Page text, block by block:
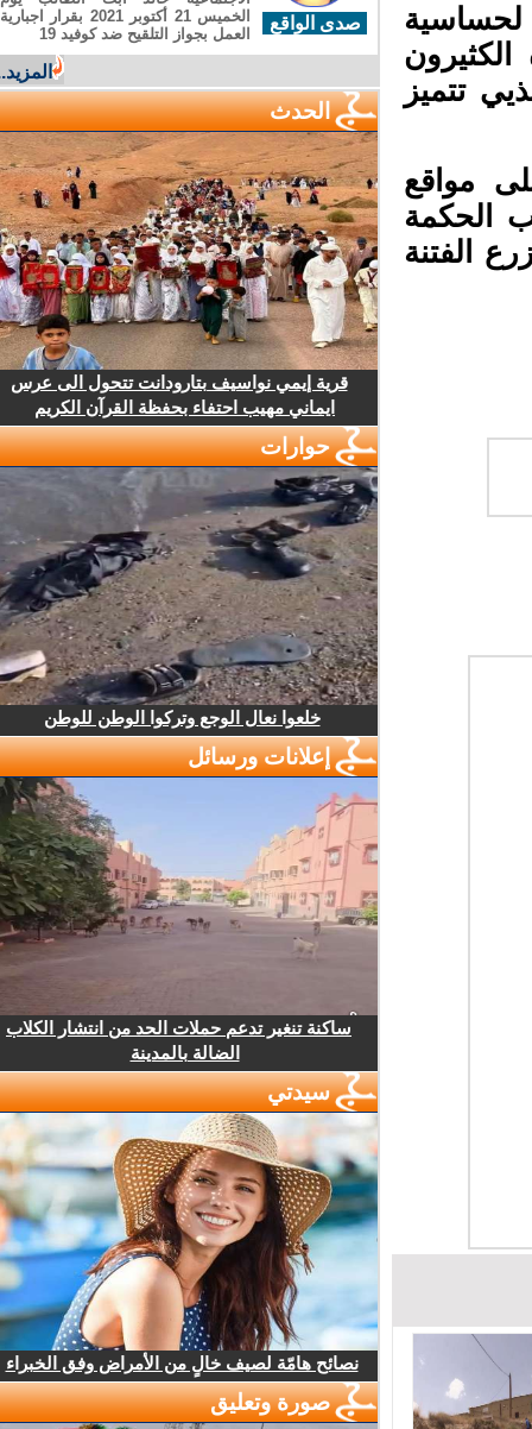
لحساسية
تتميز
مواقع
الحكمة
الفتنة
صدى الواقع
الخميس 21 أكتوبر 2021 بقرار اجبارية
العمل بجواز التلقيح ضد كوفيد 19
المزيد...
الحدث
قرية إيمي نواسيف بتارودانت تتحول الى عرس
ايماني مهيب احتفاء بحفظة القرآن الكريم
حوارات
خلعوا نعال الوجع وتركوا الوطن للوطن
إعلانات ورسائل
ساكنة تنغير تدعم حملات الحد من انتشار الكلاب
الضالة بالمدينة
سيدتي
نصائح هامّة لصيف خالٍ من الأمراض وفق الخبراء
صورة وتعليق